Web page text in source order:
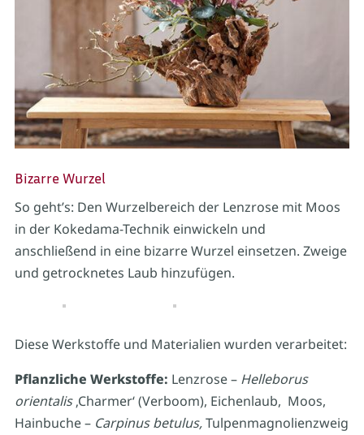
Bizarre Wurzel
So geht’s: Den Wurzelbereich der Lenzrose mit Moos
in der Kokedama-Technik einwickeln und
anschließend in eine bizarre Wurzel einsetzen. Zweige
und getrocknetes Laub hinzufügen.
Diese Werkstoffe und Materialien wurden verarbeitet:
Pflanzliche Werkstoffe: Lenzrose – Helleborus
orientalis‚Charmer‘ (Verboom), Eichenlaub, Moos,
Hainbuche – Carpinus betulus,Tulpenmagnolienzweig